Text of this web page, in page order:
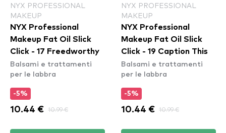
NYX PROFESSIONAL
MAKEUP
NYX Professional
Makeup Fat Oil Slick
Click - 17 Freedworthy
Balsami e trattamenti
per le labbra
-5%
10.44 € 10.99 €
NYX PROFESSIONAL
MAKEUP
NYX Professional
Makeup Fat Oil Slick
Click - 19 Caption This
Balsami e trattamenti
per le labbra
-5%
10.44 € 10.99 €